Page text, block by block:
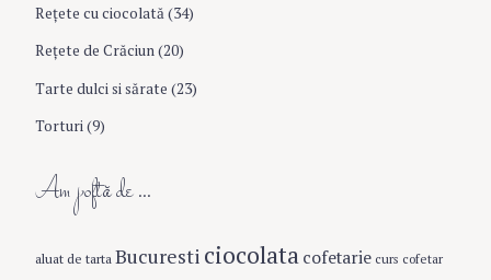
Reţete cu ciocolată(34)
Reţete de Crăciun(20)
Tarte dulci si sărate (23)
Torturi(9)
Am poftă de …
aluat de tarta Bucuresti ciocolata cofetarie curs cofetar